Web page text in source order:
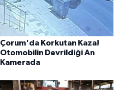
Çorum'da Korkutan Kaza!
Otomobilin Devrildiği An
Kamerada